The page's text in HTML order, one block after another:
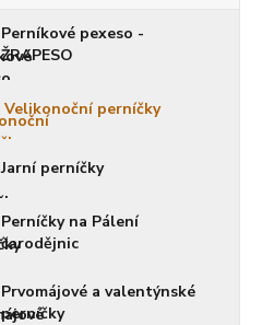
Perníkové pexeso -
ŽRAPESO
Velikonoční perníčky
Jarní perníčky
Perníčky na Pálení
čarodějnic
Prvomájové a valentýnské
perníčky